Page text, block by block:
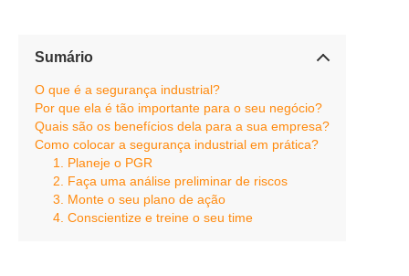
Sumário
O que é a segurança industrial?
Por que ela é tão importante para o seu negócio?
Quais são os benefícios dela para a sua empresa?
Como colocar a segurança industrial em prática?
1. Planeje o PGR
2. Faça uma análise preliminar de riscos
3. Monte o seu plano de ação
4. Conscientize e treine o seu time